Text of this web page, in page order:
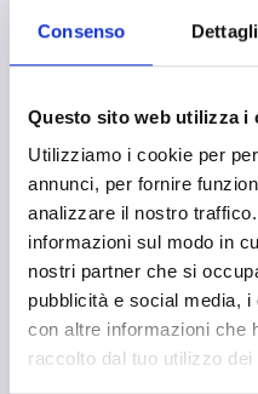
Consenso Dettagli
Questo sito web utilizza i
Utilizziamo i cookie per
annunci, per fornire
analizzare il nostro
informazioni sul modo in
nostri partner che si
pubblicità e social media,
con altre informazioni che
raccolto dal tuo utilizzo
des MADE
Industry Awards
ministère des
et du « Made in
EN SAVOIR PLUS